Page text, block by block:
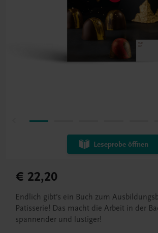
Leseprobe öffnen
€ 22,20
Endlich gibt’s ein Buch zum
Patisserie! Das macht die Arbeit in der
spannender und lustiger!